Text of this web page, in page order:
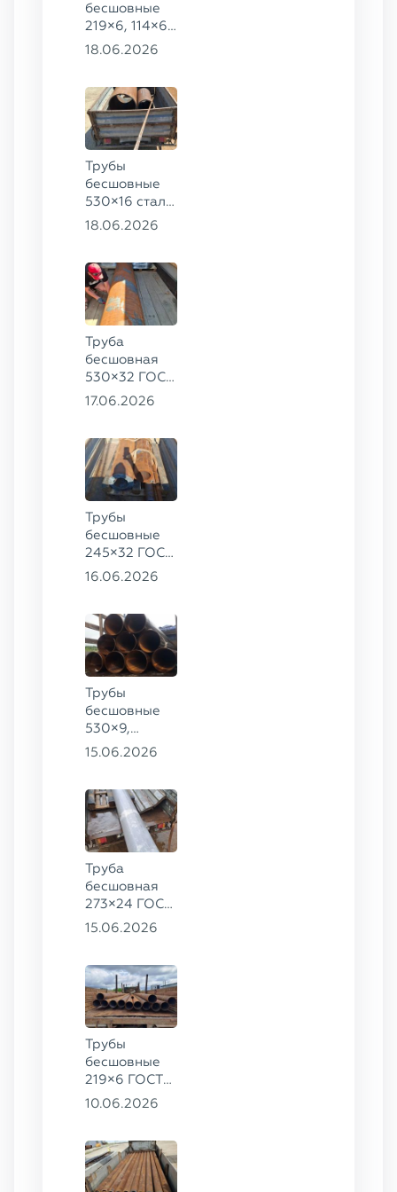
бесшовные
219×6, 114×6,
57×6 ГОСТ
18.06.2026
Трубы
бесшовные
530×16 сталь
13ХФА,
18.06.2026
Труба
бесшовная
530×32 ГОСТ
8732-78, ст.
17.06.2026
Трубы
бесшовные
245×32 ГОСТ
8732-78, ст.
16.06.2026
Трубы
бесшовные
530×9,
530×10 ст.
15.06.2026
Труба
бесшовная
273×24 ГОСТ
9941-81 сталь
15.06.2026
Трубы
бесшовные
219×6 ГОСТ
8732-78, ст.
10.06.2026